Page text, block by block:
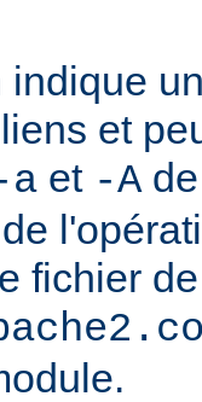
indique
et
a et -A
fichier